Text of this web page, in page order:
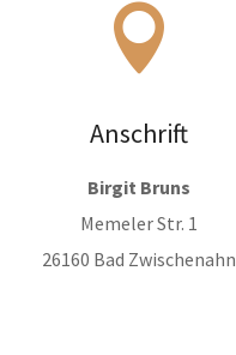

Anschrift
Birgit Bruns
Memeler Str. 1
26160 Bad Zwischenahn